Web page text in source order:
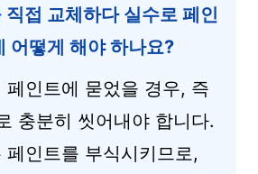
접 교체하다 실수로 페인
어떻게 해야 하나요?
페인트에 묻었을 경우, 즉
충분히 씻어내야 합니다.
페인트를 부식시키므로,